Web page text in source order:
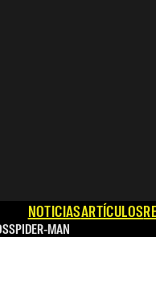
NOTICIASARTÍCULOS
SPIDER-MAN